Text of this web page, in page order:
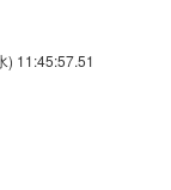
) 11:45:57.51